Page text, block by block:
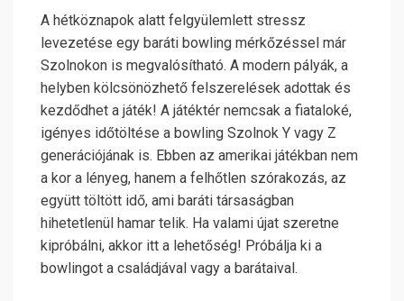
A hétköznapok alatt felgyülemlett stressz
levezetése egy baráti bowling mérkőzéssel már
Szolnokon is megvalósítható. A modern pályák, a
helyben kölcsönözhető felszerelések adottak és
kezdődhet a játék! A játéktér nemcsak a fiataloké,
igényes időtöltése a bowling Szolnok Y vagy Z
generációjának is. Ebben az amerikai játékban nem
a kor a lényeg, hanem a felhőtlen szórakozás, az
együtt töltött idő, ami baráti társaságban
hihetetlenül hamar telik. Ha valami újat szeretne
kipróbálni, akkor itt a lehetőség! Próbálja ki a
bowlingot a családjával vagy a barátaival.